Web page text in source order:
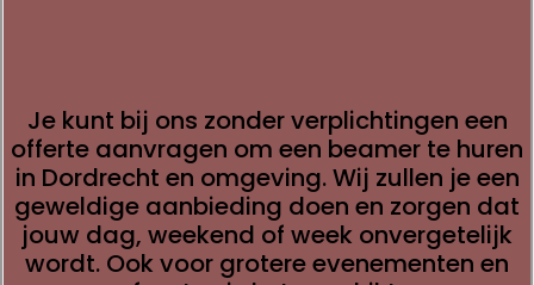
Je kunt bij ons zonder verplichtingen een
offerte aanvragen om een beamer te huren
in Dordrecht en omgeving. Wij zullen je een
geweldige aanbieding doen en zorgen dat
jouw dag, weekend of week onvergetelijk
wordt. Ook voor grotere evenementen en